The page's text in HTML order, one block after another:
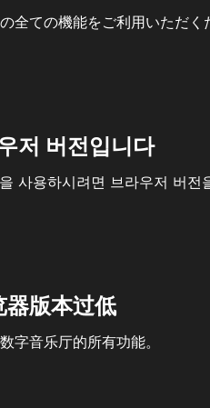
全ての機能をご利用いただく
저 버전입니다
사용하시려면 브라우저 버전
器版本过低
字音乐厅的所有功能。